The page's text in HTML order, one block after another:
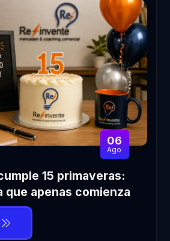
06
Ago
15 primaveras:
que apenas comienza